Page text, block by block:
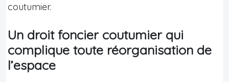
coutumier.
Un droit foncier coutumier qui
complique toute réorganisation de
l’espace